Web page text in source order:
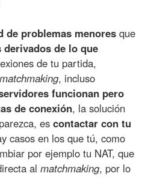
de problemas menores que
derivados de lo que
de tu partida,
matchmaking, incluso
funcionan pero
de conexión, la solución
escontactar con tu
casos en los que tú, como
por ejemplo tu NAT, que
almatchmaking, por lo